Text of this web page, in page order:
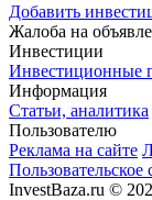
Добавить
Жалоба на
Инвестиции
Инвестиционные
Информация
Статьи, аналитика
Пользователю
Реклама на сайте
Пользовательское
InvestBaza.ru ©